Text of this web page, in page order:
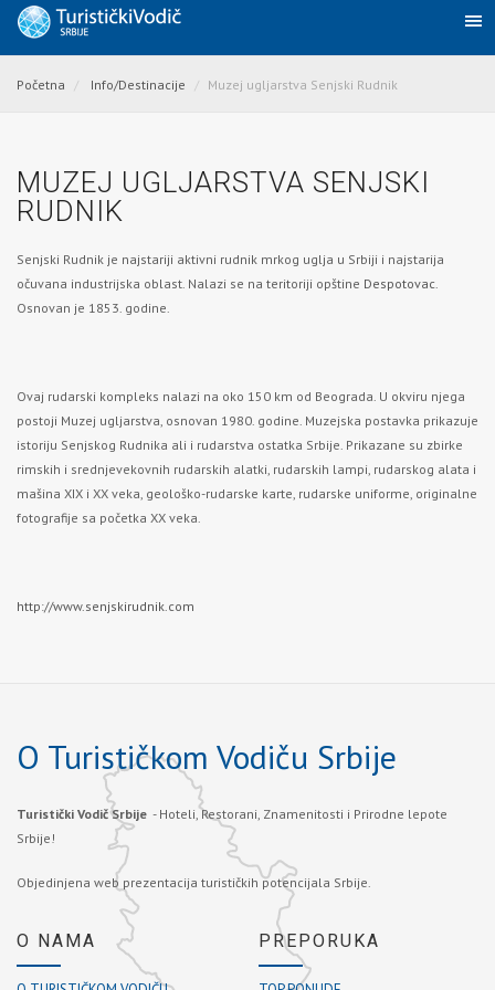
Početna Info/Destinacije Muzej ugljarstva Senjski Rudnik
MUZEJ UGLJARSTVA SENJSKI
RUDNIK
Senjski Rudnik je najstariji aktivni rudnik mrkog uglja u Srbiji i najstarija
očuvana industrijska oblast. Nalazi se na teritoriji opštine Despotovac.
Osnovan je 1853. godine.
Ovaj rudarski kompleks nalazi na oko 150 km od Beograda. U okviru njega
postoji Muzej ugljarstva, osnovan 1980. godine. Muzejska postavka prikazuje
istoriju Senjskog Rudnika ali i rudarstva ostatka Srbije. Prikazane su zbirke
rimskih i srednjevekovnih rudarskih alatki, rudarskih lampi, rudarskog alata i
mašina XIX i XX veka, geološko-rudarske karte, rudarske uniforme, originalne
fotografije sa početka XX veka.
http://www.senjskirudnik.com
O Turističkom Vodiču Srbije
Turistički Vodič Srbije - Hoteli, Restorani, Znamenitosti i Prirodne lepote
Srbije!
Objedinjena web prezentacija turističkih potencijala Srbije.
O NAMA PREPORUKA